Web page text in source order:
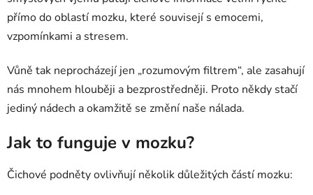
přímo do oblastí mozku, které souvisejí s emocemi,
vzpomínkami a stresem.
Vůně tak neprocházejí jen „rozumovým filtrem“, ale zasahují
nás mnohem hlouběji a bezprostředněji. Proto někdy stačí
jediný nádech a okamžitě se změní naše nálada.
Jak to funguje v mozku?
Čichové podněty ovlivňují několik důležitých částí mozku: